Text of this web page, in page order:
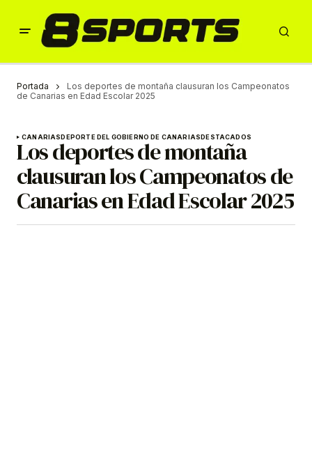
Portada
Los deportes de montaña clausuran los Campeonatos
de Canarias en Edad Escolar 2025
CANARIASDEPORTE DEL GOBIERNO DE CANARIASDESTACADOS
Los deportes de montaña
clausuran los Campeonatos de
Canarias en Edad Escolar 2025